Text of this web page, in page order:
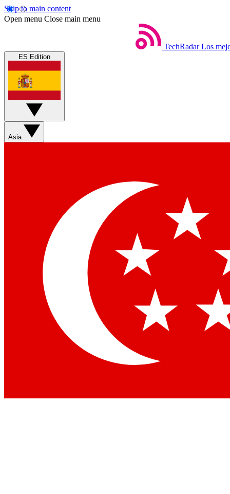
Skip to main content
Open menu Close main menu
TechRadar Los
ES Edition
Asia